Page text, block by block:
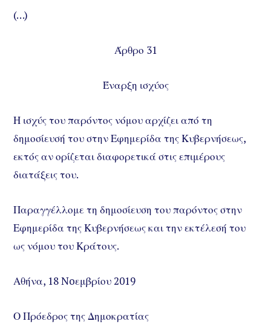
(…)
Άρθρο 31
Έναρξη ισχύος
Η ισχύς του παρόντος νόμου αρχίζει από τη
δημοσίευσή του στην Εφημερίδα της Κυβερνήσεως,
εκτός αν ορίζεται διαφορετικά στις επιμέρους
διατάξεις του.
Παραγγέλλομε τη δημοσίευση του παρόντος στην
Εφημερίδα της Κυβερνήσεως και την εκτέλεσή του
ως νόμου του Κράτους.
Αθήνα, 18 Noεμβρίου 2019
Ο Πρόεδρος της Δημοκρατίας